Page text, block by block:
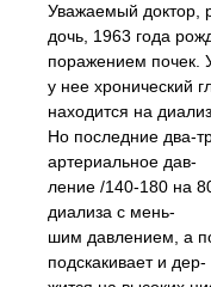
Уважаемый доктор,
дочь, 1963 года
поражением почек.
у нее хронический
находится на
Но последние два-
артериальное дав-
ление /140-180 на
диализа с мень-
шим давлением, а
подскакивает и дер-